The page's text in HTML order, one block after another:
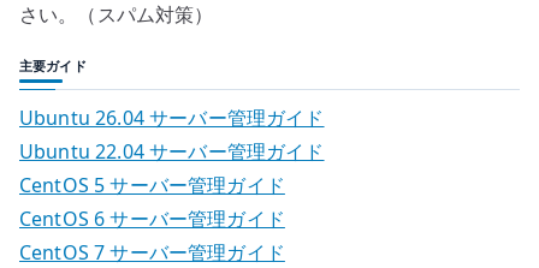
さい。（スパム対策）
主要ガイド
Ubuntu 26.04 サーバー管理ガイド
Ubuntu 22.04 サーバー管理ガイド
CentOS 5 サーバー管理ガイド
CentOS 6 サーバー管理ガイド
CentOS 7 サーバー管理ガイド